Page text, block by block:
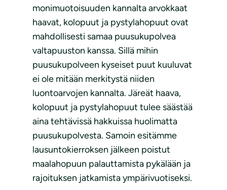
monimuotoisuuden kannalta arvokkaat
haavat, kolopuut ja pystylahopuut ovat
mahdollisesti samaa puusukupolvea
valtapuuston kanssa. Sillä mihin
puusukupolveen kyseiset puut kuuluvat
ei ole mitään merkitystä niiden
luontoarvojen kannalta. Järeät haava,
kolopuut ja pystylahopuut tulee säästää
aina tehtävissä hakkuissa huolimatta
puusukupolvesta. Samoin esitämme
lausuntokierroksen jälkeen poistut
maalahopuun palauttamista pykälään ja
rajoituksen jatkamista ympärivuotiseksi.